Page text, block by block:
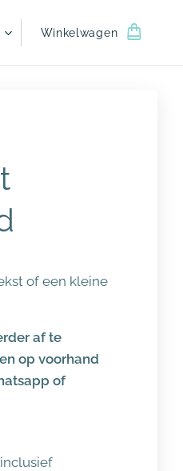
Winkelwagen
of een kleine
af te
op voorhand
of